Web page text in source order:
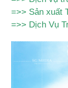
=>> Sản xuất
=>> Dịch Vụ